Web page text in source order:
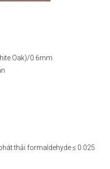
Oak)/0.6mm
thải formaldehyde ≤ 0.025